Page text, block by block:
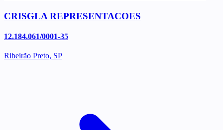
CRISGLA REPRESENTACOES
12.184.061/0001-35
Ribeirão Preto, SP